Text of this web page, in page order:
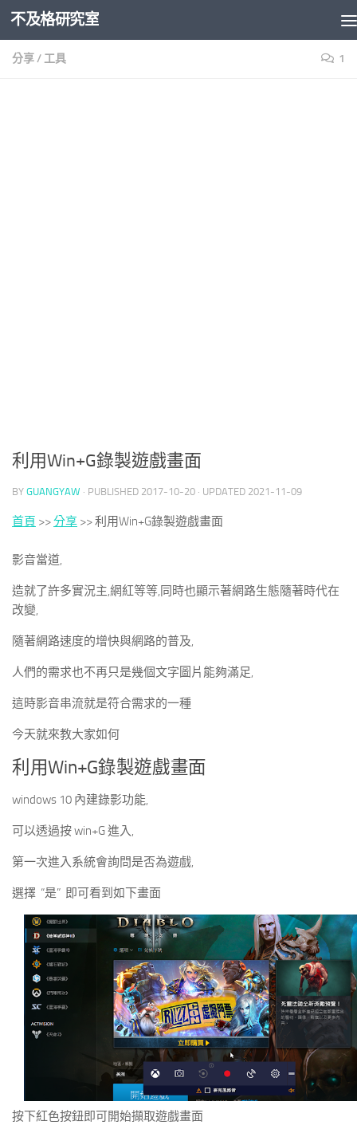
Skip to content
不及格研究室
分享/ 工具 1
利用Win+G錄製遊戲畫面
BY GUANGYAW · PUBLISHED 2017-10-20 · UPDATED 2021-11-09
首頁 >>分享 >>利用Win+G錄製遊戲畫面
影音當道,
造就了許多實況主,網紅等等,同時也顯示著網路生態隨著時代在
改變,
隨著網路速度的增快與網路的普及,
人們的需求也不再只是幾個文字圖片能夠滿足,
這時影音串流就是符合需求的一種
今天就來教大家如何
利用Win+G錄製遊戲畫面
windows 10 內建錄影功能,
可以透過按 win+G 進入,
第一次進入系統會詢問是否為遊戲,
選擇 “是” 即可看到如下畫面
按下紅色按鈕即可開始擷取遊戲畫面